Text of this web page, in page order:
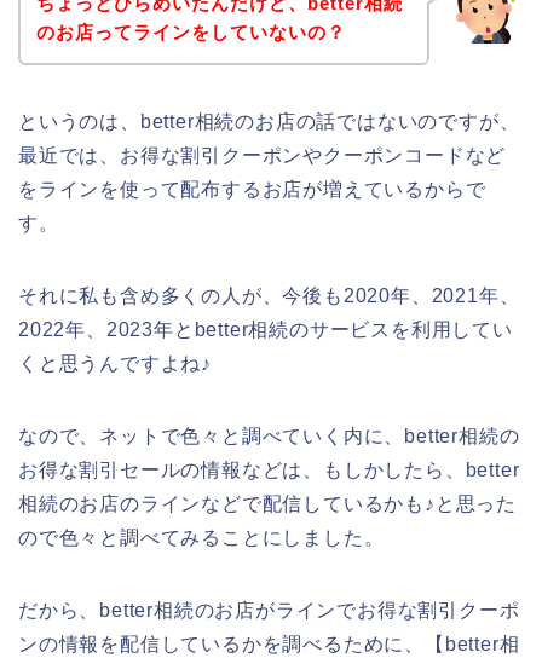
のお店ってラインをしていないの？
というのは、better相続のお店の話ではないのですが、
最近では、お得な割引クーポンやクーポンコードなど
をラインを使って配布するお店が増えているからで
す。
それに私も含め多くの人が、今後も2020年、2021年、
2022年、2023年とbetter相続のサービスを利用してい
くと思うんですよね♪
なので、ネットで色々と調べていく内に、better相続の
お得な割引セールの情報などは、もしかしたら、better
相続のお店のラインなどで配信しているかも♪と思った
ので色々と調べてみることにしました。
だから、better相続のお店がラインでお得な割引クーポ
ンの情報を配信しているかを調べるために、【better相